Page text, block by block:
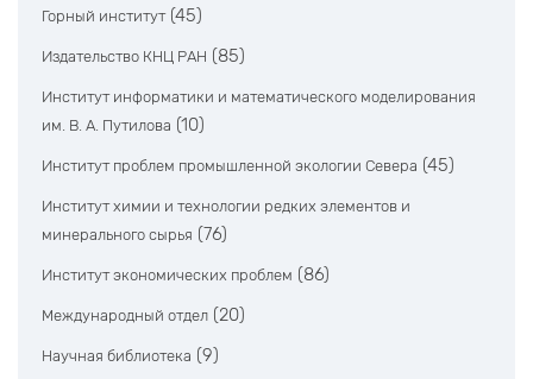
Горный институт (45)
Издательство КНЦ РАН (85)
Институт информатики и математического моделирования
им. В. А. Путилова (10)
Институт проблем промышленной экологии Севера (45)
Институт химии и технологии редких элементов и
минерального сырья (76)
Институт экономических проблем (86)
Международный отдел (20)
Научная библиотека (9)